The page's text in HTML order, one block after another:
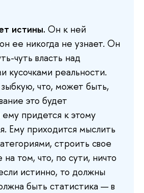
истины. Он к ней
ее никогда не узнает. Он
чуть власть над
кусочками реальности.
что, может быть,
это будет
придется к этому
Ему приходится мыслить
строить свое
том, что, по сути, ничто
истинно, то должны
быть статистика — в